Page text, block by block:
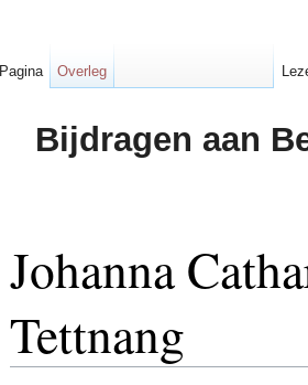
Bijdragen aan
Johanna
Tettnang
Pagina Overleg